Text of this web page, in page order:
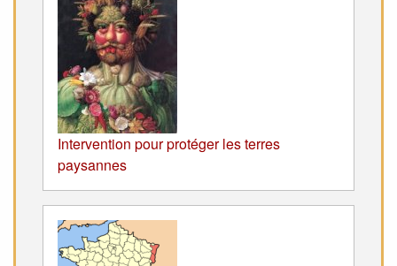
Intervention pour protéger les terres
paysannes